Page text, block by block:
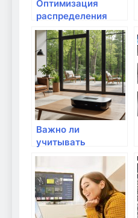
Оптимизация
распределения
нагрузки в
домашней сети
Важно ли
учитывать
требования к
скорости при
выборе
оборудования?